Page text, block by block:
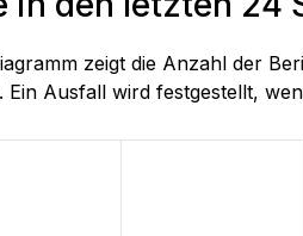
zeigt die Anzahl der
Ein Ausfall wird festgestellt,